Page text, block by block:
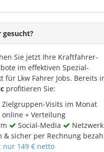
gesucht?
Sie jetzt Ihre Kraftfahrer-
im effektiven Spezial-
für Lkw Fahrer Jobs. Bereits
profitieren Sie:
Zielgruppen-Visits im Monat
online + Verteilung
Social-Media
Netzwerk
& sicher per Rechnung
nur 149 € netto